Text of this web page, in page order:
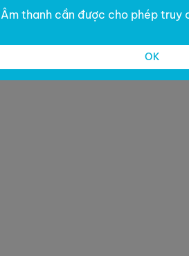
Âm thanh cần được cho phép truy
OK